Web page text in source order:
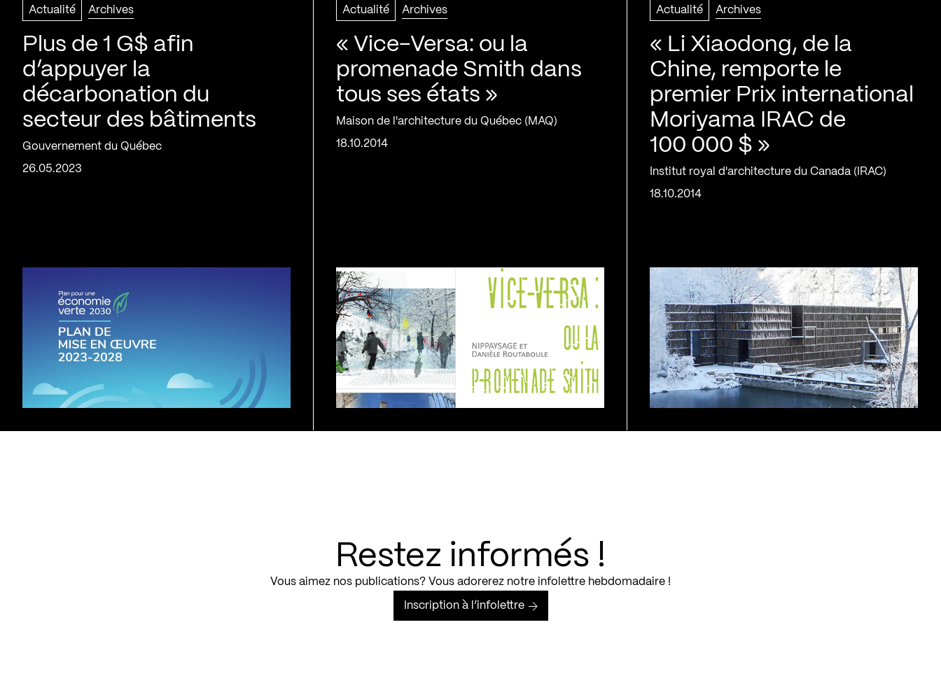
Actualité Archives
Plus de 1 G$ afin
d’appuyer la
décarbonation du
secteur des bâtiments
Gouvernement du Québec
26.05.2023
Actualité Archives
« Vice-Versa: ou la
promenade Smith dans
tous ses états »
Maison de l'architecture du Québec (MAQ)
18.10.2014
Actualité Archives
« Li Xiaodong, de la
Chine, remporte le
premier Prix international
Moriyama IRAC de
100 000 $ »
Institut royal d'architecture du Canada (IRAC)
18.10.2014
Restez informés !
Vous aimez nos publications? Vous adorerez notre infolettre hebdomadaire !
Inscription à l’infolettre